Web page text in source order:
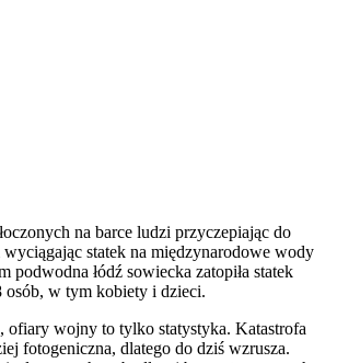
na barce ludzi przyczepiając do
statek na międzynarodowe wody
podwodna łódź sowiecka zatopiła statek
osób, w tym kobiety i dzieci.
ofiary wojny to tylko statystyka. Katastrofa
fotogeniczna, dlatego do dziś wzrusza.